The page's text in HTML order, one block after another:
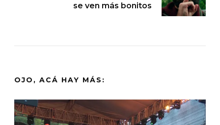
se ven más bonitos
OJO, ACÁ HAY MÁS: